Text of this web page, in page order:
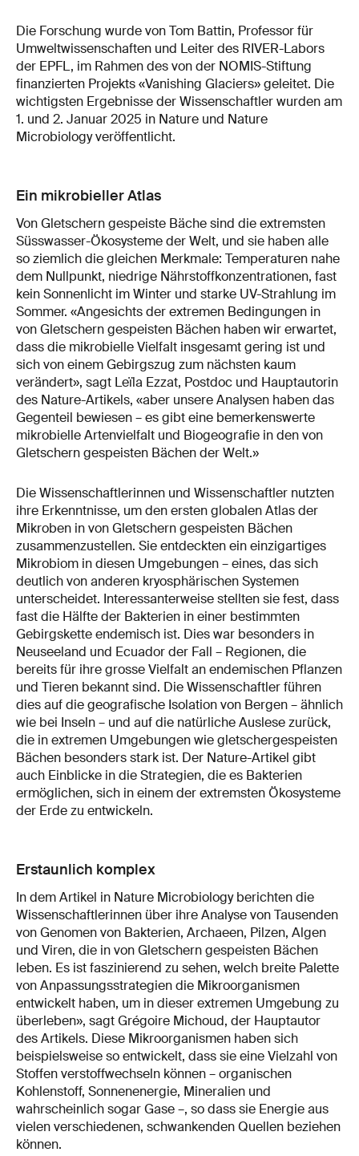
Die Forschung wurde von Tom Battin, Professor für
Umweltwissenschaften und Leiter des RIVER-Labors
der EPFL, im Rahmen des von der NOMIS-Stiftung
finanzierten Projekts «Vanishing Glaciers» geleitet. Die
wichtigsten Ergebnisse der Wissenschaftler wurden am
1. und 2. Januar 2025 in Nature und Nature
Microbiology veröffentlicht.
Ein mikrobieller Atlas
Von Gletschern gespeiste Bäche sind die extremsten
Süsswasser-Ökosysteme der Welt, und sie haben alle
so ziemlich die gleichen Merkmale: Temperaturen nahe
dem Nullpunkt, niedrige Nährstoffkonzentrationen, fast
kein Sonnenlicht im Winter und starke UV-Strahlung im
Sommer. «Angesichts der extremen Bedingungen in
von Gletschern gespeisten Bächen haben wir erwartet,
dass die mikrobielle Vielfalt insgesamt gering ist und
sich von einem Gebirgszug zum nächsten kaum
verändert», sagt Leïla Ezzat, Postdoc und Hauptautorin
des Nature-Artikels, «aber unsere Analysen haben das
Gegenteil bewiesen – es gibt eine bemerkenswerte
mikrobielle Artenvielfalt und Biogeografie in den von
Gletschern gespeisten Bächen der Welt.»
Die Wissenschaftlerinnen und Wissenschaftler nutzten
ihre Erkenntnisse, um den ersten globalen Atlas der
Mikroben in von Gletschern gespeisten Bächen
zusammenzustellen. Sie entdeckten ein einzigartiges
Mikrobiom in diesen Umgebungen – eines, das sich
deutlich von anderen kryosphärischen Systemen
unterscheidet. Interessanterweise stellten sie fest, dass
fast die Hälfte der Bakterien in einer bestimmten
Gebirgskette endemisch ist. Dies war besonders in
Neuseeland und Ecuador der Fall – Regionen, die
bereits für ihre grosse Vielfalt an endemischen Pflanzen
und Tieren bekannt sind. Die Wissenschaftler führen
dies auf die geografische Isolation von Bergen – ähnlich
wie bei Inseln – und auf die natürliche Auslese zurück,
die in extremen Umgebungen wie gletschergespeisten
Bächen besonders stark ist. Der Nature-Artikel gibt
auch Einblicke in die Strategien, die es Bakterien
ermöglichen, sich in einem der extremsten Ökosysteme
der Erde zu entwickeln.
Erstaunlich komplex
In dem Artikel in Nature Microbiology berichten die
Wissenschaftlerinnen über ihre Analyse von Tausenden
von Genomen von Bakterien, Archaeen, Pilzen, Algen
und Viren, die in von Gletschern gespeisten Bächen
leben. Es ist faszinierend zu sehen, welch breite Palette
von Anpassungsstrategien die Mikroorganismen
entwickelt haben, um in dieser extremen Umgebung zu
überleben», sagt Grégoire Michoud, der Hauptautor
des Artikels. Diese Mikroorganismen haben sich
beispielsweise so entwickelt, dass sie eine Vielzahl von
Stoffen verstoffwechseln können – organischen
Kohlenstoff, Sonnenenergie, Mineralien und
wahrscheinlich sogar Gase –, so dass sie Energie aus
vielen verschiedenen, schwankenden Quellen beziehen
können.